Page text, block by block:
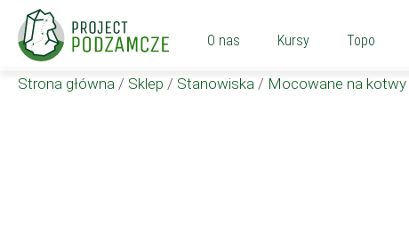
O nas Kursy Topo
Strona główna / Sklep / Stanowiska / Mocowane na kotwy